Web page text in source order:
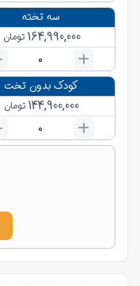
سه تخته
164,990,000 تومان
0
کودک بدون تخت
144,900,000 تومان
0